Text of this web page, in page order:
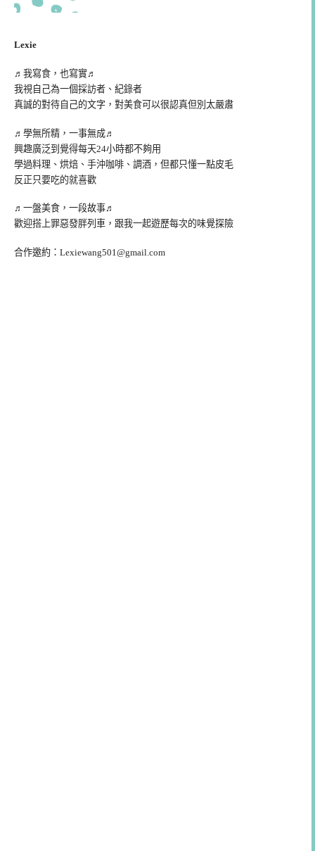
Lexie
♬我寫食，也寫實♬
我視自己為一個採訪者、紀錄者
真誠的對待自己的文字，對美食可以很認真但別太嚴肅
♬學無所精，一事無成♬
興趣廣泛到覺得每天24小時都不夠用
學過料理、烘焙、手沖咖啡、調酒，但都只懂一點皮毛
反正只要吃的就喜歡
♬一盤美食，一段故事♬
歡迎搭上罪惡發胖列車，跟我一起遊歷每次的味覺探險
合作邀約： Lexiewang501@gmail.com